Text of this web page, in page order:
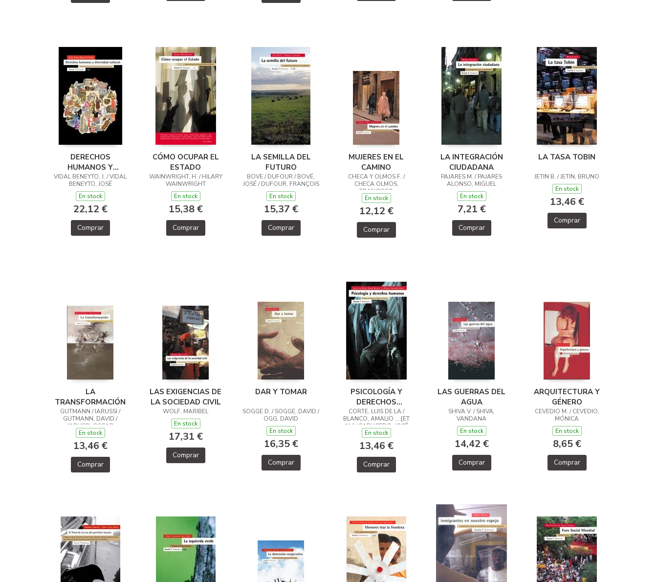
DERECHOS
HUMANOS Y
DIVERSIDAD
CULTURAL
VIDAL BENEYTO, J. / VIDAL
BENEYTO, JOSÉ
En stock
22,12 €
Comprar
CÓMO OCUPAR EL
ESTADO
WAINWRIGHT, H. / HILARY
WAINWRIGHT
En stock
15,38 €
Comprar
LA SEMILLA DEL
FUTURO
BOVE / DUFOUR / BOVÉ,
JOSÉ / DUFOUR, FRANÇOIS
En stock
15,37 €
Comprar
MUJERES EN EL
CAMINO
CHECA Y OLMOS F. /
CHECA OLMOS,
FRANCISCO
En stock
12,12 €
Comprar
LA INTEGRACIÓN
CIUDADANA
PAJARES M. / PAJARES
ALONSO, MIGUEL
En stock
7,21 €
Comprar
LA TASA TOBIN
JETIN B. / JETIN, BRUNO
En stock
13,46 €
Comprar
LA
TRANSFORMACIÓN
GUTMANN / IARUSSI /
GUTMANN, DAVID /
IARUSSI, OSCAR
En stock
13,46 €
Comprar
LAS EXIGENCIAS DE
LA SOCIEDAD CIVIL
WOLF, MARIBEL
En stock
17,31 €
Comprar
DAR Y TOMAR
SOGGE D. / SOGGE, DAVID /
OGG, DAVID
En stock
16,35 €
Comprar
PSICOLOGÍA Y
DERECHOS
HUMANOS
CORTE, LUIS DE LA /
BLANCO, AMALIO ... [ET
AL.] / SABUCEDO, JOSÉ
MANUEL
En stock
13,46 €
Comprar
LAS GUERRAS DEL
AGUA
SHIVA V. / SHIVA,
VANDANA
En stock
14,42 €
Comprar
ARQUITECTURA Y
GÉNERO
CEVEDIO M. / CEVEDIO,
MÓNICA
En stock
8,65 €
Comprar